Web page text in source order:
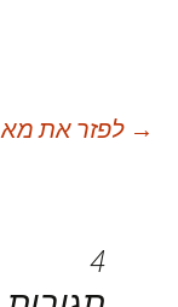
ניווט
→ לפזר את
4